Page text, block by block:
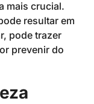
mais crucial.
resultar em
pode trazer
prevenir do